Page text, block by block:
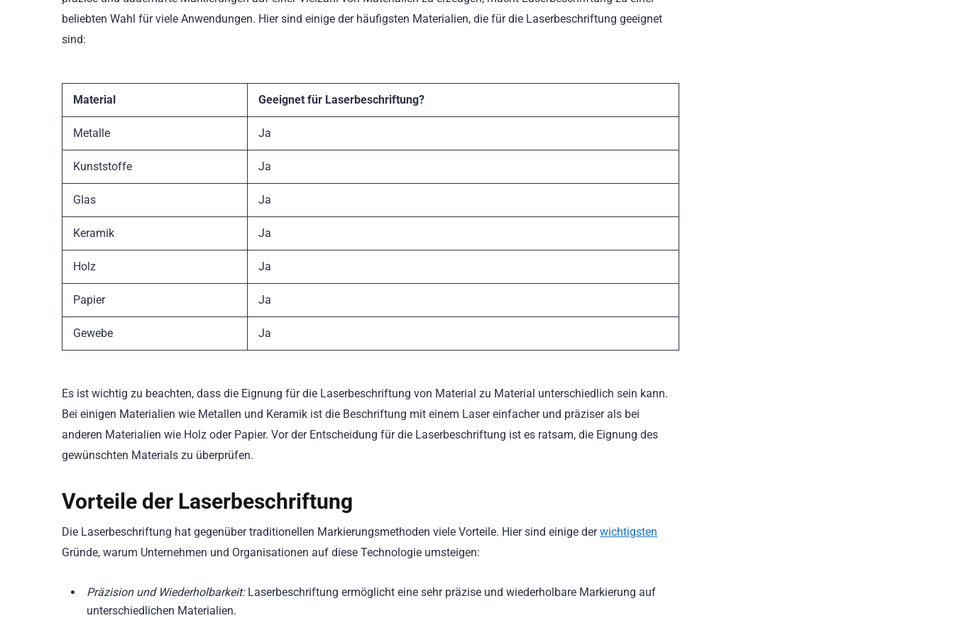
beliebten Wahl für viele Anwendungen. Hier sind einige der häufigsten Materialien, die für die Laserbeschriftung geeignet
sind:
Material Geeignet für Laserbeschriftung?
Metalle Ja
Kunststoffe Ja
Glas Ja
Keramik Ja
Holz Ja
Papier Ja
Gewebe Ja
Es ist wichtig zu beachten, dass die Eignung für die Laserbeschriftung von Material zu Material unterschiedlich sein kann.
Bei einigen Materialien wie Metallen und Keramik ist die Beschriftung mit einem Laser einfacher und präziser als bei
anderen Materialien wie Holz oder Papier. Vor der Entscheidung für die Laserbeschriftung ist es ratsam, die Eignung des
gewünschten Materials zu überprüfen.
Vorteile der Laserbeschriftung
Die Laserbeschriftung hat gegenüber traditionellen Markierungsmethoden viele Vorteile. Hier sind einige derwichtigsten
Gründe, warum Unternehmen und Organisationen auf diese Technologie umsteigen:
Präzision und Wiederholbarkeit:Laserbeschriftung ermöglicht eine sehr präzise und wiederholbare Markierung auf
unterschiedlichen Materialien.